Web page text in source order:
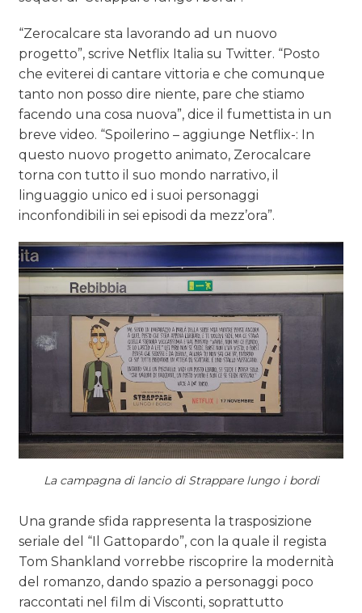
“Zerocalcare sta lavorando ad un nuovo
progetto”, scrive Netflix Italia su Twitter. “Posto
che eviterei di cantare vittoria e che comunque
tanto non posso dire niente, pare che stiamo
facendo una cosa nuova”, dice il fumettista in un
breve video. “Spoilerino – aggiunge Netflix-: In
questo nuovo progetto animato, Zerocalcare
torna con tutto il suo mondo narrativo, il
linguaggio unico ed i suoi personaggi
inconfondibili in sei episodi da mezz’ora”.
La campagna di lancio di Strappare lungo i bordi
Una grande sfida rappresenta la trasposizione
seriale del “Il Gattopardo”, con la quale il regista
Tom Shankland vorrebbe riscoprire la modernità
del romanzo, dando spazio a personaggi poco
raccontati nel film di Visconti, soprattutto